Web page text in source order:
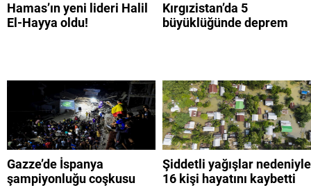
Hamas’ın yeni lideri Halil
El-Hayya oldu!
Kırgızistan’da 5
büyüklüğünde deprem
Gazze’de İspanya
şampiyonluğu coşkusu
Şiddetli yağışlar nedeniyle
16 kişi hayatını kaybetti